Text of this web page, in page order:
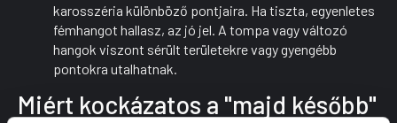
karosszéria különböző pontjaira. Ha tiszta, egyenletes
fémhangot hallasz, az jó jel. A tompa vagy változó
hangok viszont sérült területekre vagy gyengébb
pontokra utalhatnak.
Miért kockázatos a "majd később"